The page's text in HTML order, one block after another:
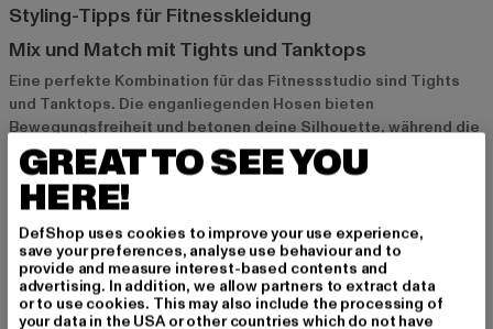
Styling-Tipps für Fitnesskleidung
Mix und Match mit Tights und Tanktops
Eine perfekte Kombination für das Fitnessstudio sind Tights
und Tanktops. Die enganliegenden Hosen bieten
Bewegungsfreiheit und betonen deine Silhouette, während die
Tanktops für maximale Belüftung sorgen. Farblich abgestimmte
Sets sind besonders stylisch und geben dir einen
motivierenden Boost für dein Workout.
Layering mit Hoodies und Jacken
Für kühlere Tage oder das Outdoor-Training eignet sich ein
Layering-Look aus Hoodie oder Jacke und einem T-Shirt
GREAT TO SEE YOU
HERE!
DefShop uses cookies to improve your use experience,
save your preferences, analyse use behaviour and to
provide and measure interest-based contents and
advertising. In addition, we allow partners to extract data
or to use cookies. This may also include the processing of
your data in the USA or other countries which do not have